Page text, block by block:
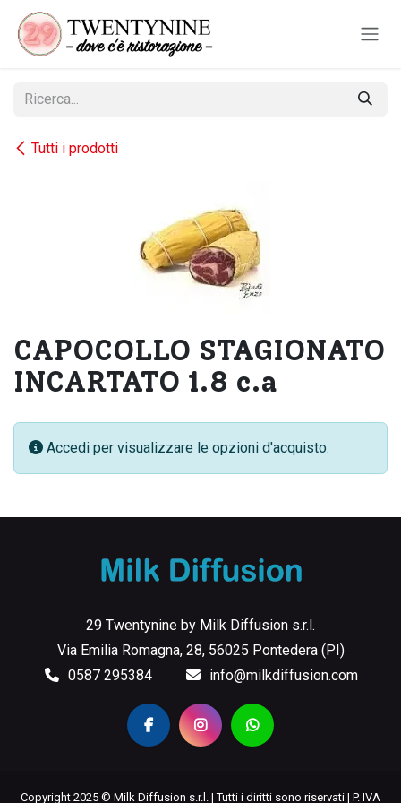
Passa al contenuto
Tutti i prodotti
CAPOCOLLO STAGIONATO
INCARTATO 1.8 c.a
Accedi per visualizzare le opzioni d'acquisto.
29 Twentynine by Milk Diffusion s.r.l.
Via Emilia Romagna, 28, 56025 Pontedera (PI)
0587 295384
info@milkdiffusion.com
Copyright 2025 © Milk Diffusion s.r.l. | Tutti i diritti sono riservati | P. IVA